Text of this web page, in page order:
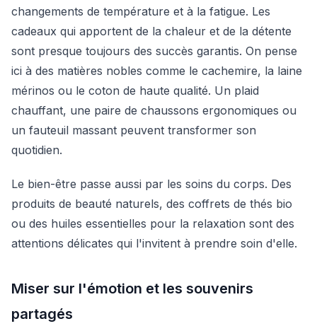
changements de température et à la fatigue. Les
cadeaux qui apportent de la chaleur et de la détente
sont presque toujours des succès garantis. On pense
ici à des matières nobles comme le cachemire, la laine
mérinos ou le coton de haute qualité. Un plaid
chauffant, une paire de chaussons ergonomiques ou
un fauteuil massant peuvent transformer son
quotidien.
Le bien-être passe aussi par les soins du corps. Des
produits de beauté naturels, des coffrets de thés bio
ou des huiles essentielles pour la relaxation sont des
attentions délicates qui l'invitent à prendre soin d'elle.
Miser sur l'émotion et les souvenirs
partagés